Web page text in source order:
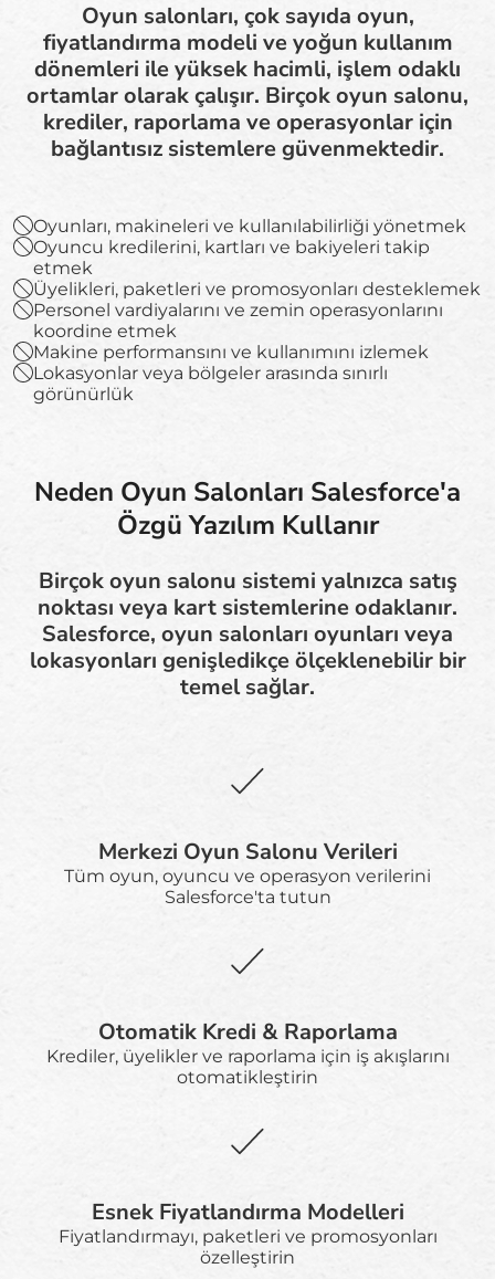
Oyun salonları, çok sayıda oyun,
fiyatlandırma modeli ve yoğun kullanım
dönemleri ile yüksek hacimli, işlem odaklı
ortamlar olarak çalışır. Birçok oyun salonu,
krediler, raporlama ve operasyonlar için
bağlantısız sistemlere güvenmektedir.
Oyunları, makineleri ve kullanılabilirliği yönetmek
Oyuncu kredilerini, kartları ve bakiyeleri takip
etmek
Üyelikleri, paketleri ve promosyonları desteklemek
Personel vardiyalarını ve zemin operasyonlarını
koordine etmek
Makine performansını ve kullanımını izlemek
Lokasyonlar veya bölgeler arasında sınırlı
görünürlük
Neden Oyun Salonları Salesforce'a
Özgü Yazılım Kullanır
Birçok oyun salonu sistemi yalnızca satış
noktası veya kart sistemlerine odaklanır.
Salesforce, oyun salonları oyunları veya
lokasyonları genişledikçe ölçeklenebilir bir
temel sağlar.
Merkezi Oyun Salonu Verileri
Tüm oyun, oyuncu ve operasyon verilerini
Salesforce'ta tutun
Otomatik Kredi & Raporlama
Krediler, üyelikler ve raporlama için iş akışlarını
otomatikleştirin
Esnek Fiyatlandırma Modelleri
Fiyatlandırmayı, paketleri ve promosyonları
özelleştirin